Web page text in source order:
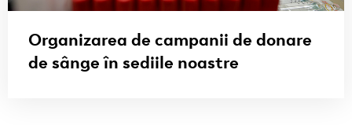
Organizarea de campanii de donare
de sânge în sediile noastre